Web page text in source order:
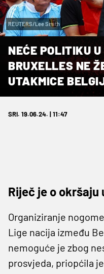
REUTERS/Lee Smith
NEĆE POLITIKU
BRUXELLES NE
UTAKMICE
SRI. 19.06.24. | 11:47
Riječ je o okršaju
Organiziranje
Lige nacija između
nemoguće je zbog
prosvjeda, priopćila